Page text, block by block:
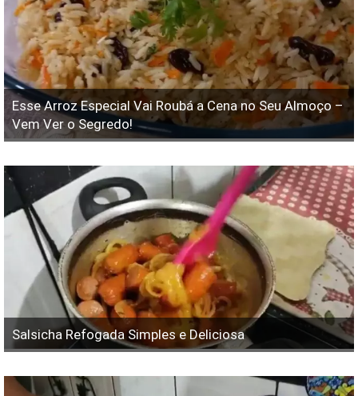
Esse Arroz Especial Vai Roubá a Cena no Seu Almoço –
Vem Ver o Segredo!
Salsicha Refogada Simples e Deliciosa